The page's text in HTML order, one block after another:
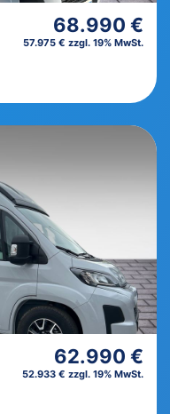
68.990 €
57.975 € zzgl. 19% MwSt.
62.990 €
52.933 € zzgl. 19% MwSt.